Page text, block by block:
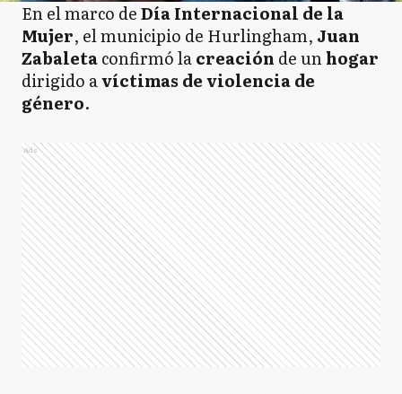
En el marco deDía Internacional de la
Mujer, el municipio de Hurlingham, Juan
Zabaletaconfirmó lacreación de unhogar
dirigido avíctimas de violencia de
género.
Ads